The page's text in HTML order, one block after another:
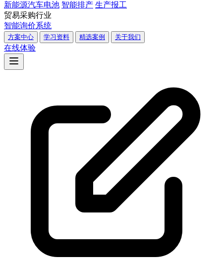
新能源汽车电池 智能排产 生产报工
贸易采购行业
智能询价系统
方案中心 学习资料 精选案例 关于我们
在线体验